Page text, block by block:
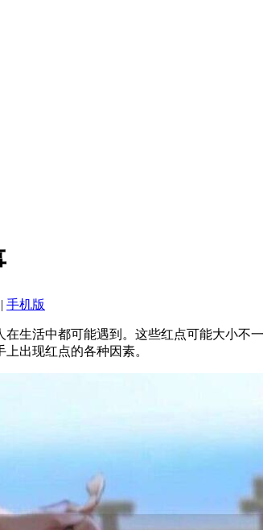
手机版
生活中都可能遇到。这些红点可能大小
出现红点的各种因素。